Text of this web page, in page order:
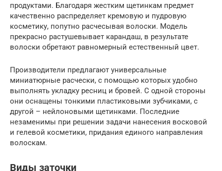
продуктами. Благодаря жестким щетинкам предмет
качественно распределяет кремовую и пудровую
косметику, попутно расчесывая волоски. Модель
прекрасно растушевывает карандаш, в результате
волоски обретают равномерный естественный цвет.
Производители предлагают универсальные
миниатюрные расчески, с помощью которых удобно
выполнять укладку ресниц и бровей. С одной стороны
они оснащены тонкими пластиковыми зубчиками, с
другой – нейлоновыми щетинками. Последние
незаменимы при решении задачи нанесения восковой
и гелевой косметики, придания единого направления
волоскам.
Виды заточки